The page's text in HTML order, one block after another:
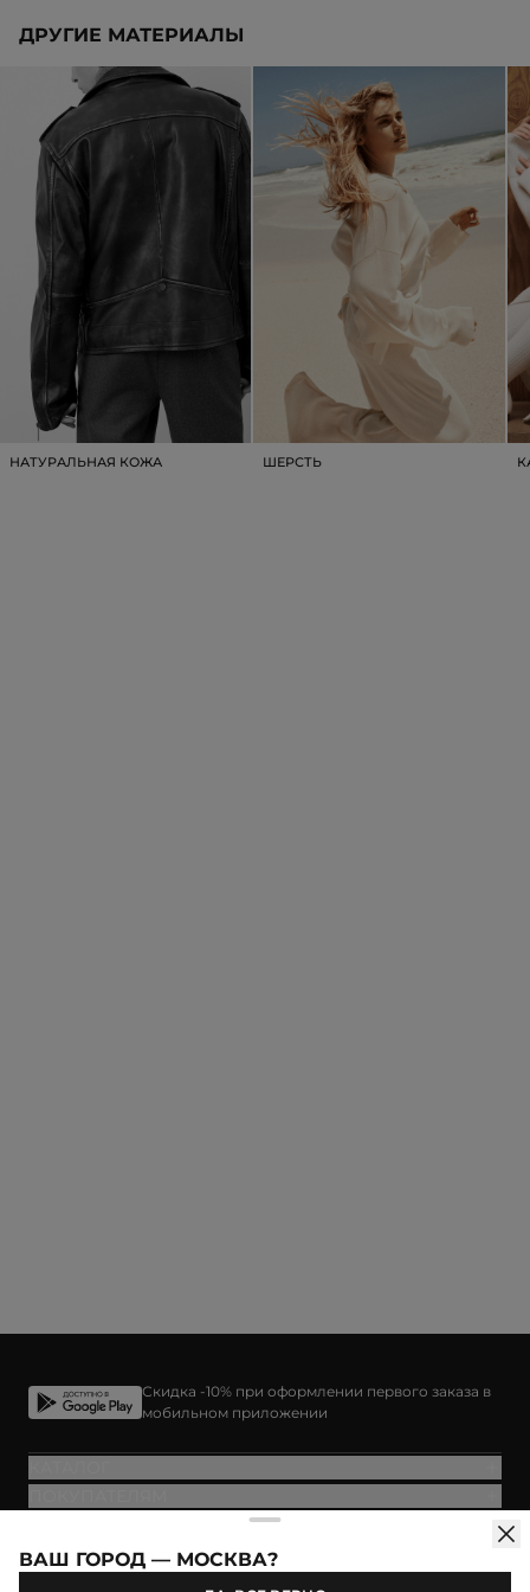
ДРУГИЕ МАТЕРИАЛЫ
НАТУРАЛЬНАЯ КОЖА ШЕРСТЬ
Скидка -10% при оформлении первого заказа в
мобильном приложении
ВАШ ГОРОД — МОСКВА?